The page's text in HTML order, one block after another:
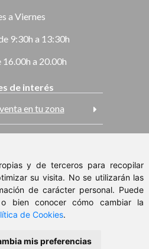
y de terceros para recopilar
su visita. No se utilizarán las
de carácter personal. Puede
bien conocer cómo cambiar la
de Cookies.
mis preferencias
a Viernes
9:30h a 13:30h
16.00h a 20.00h
de interés
en tu zona
en alquiler
- Metropole
Legal